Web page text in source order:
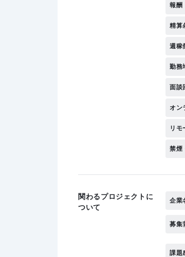
報酬
精算
週稼
勤務
面談
オン
リモ
禁煙
関わるプロジェクトに
ついて
企業
募集
課題